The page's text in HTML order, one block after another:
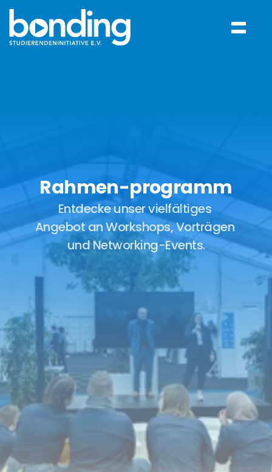
Rahmen-programm
Entdecke unser vielfältiges
Angebot an Workshops, Vorträgen
und Networking-Events.